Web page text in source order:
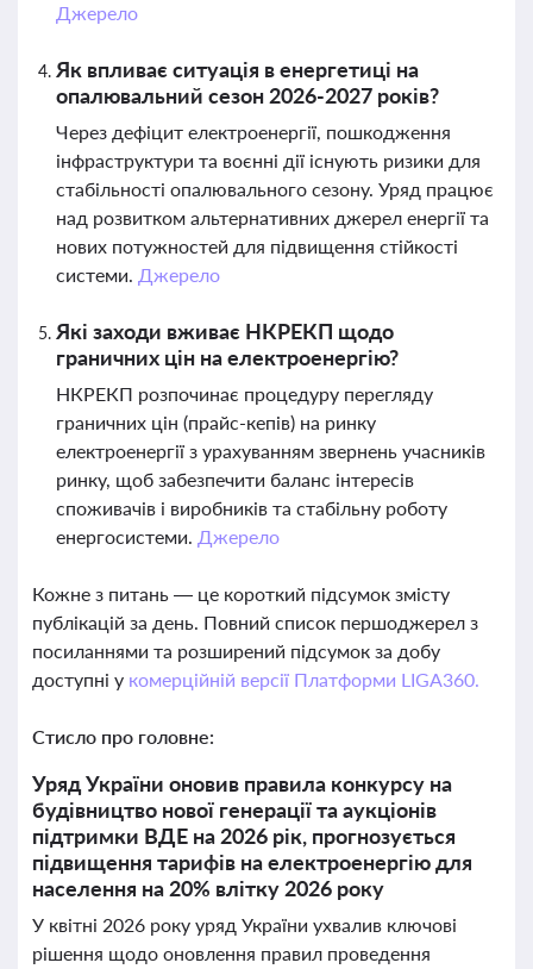
Джерело
Як впливає ситуація в енергетиці на
опалювальний сезон 2026-2027 років?
Через дефіцит електроенергії, пошкодження
інфраструктури та воєнні дії існують ризики для
стабільності опалювального сезону. Уряд працює
над розвитком альтернативних джерел енергії та
нових потужностей для підвищення стійкості
системи. Джерело
Які заходи вживає НКРЕКП щодо
граничних цін на електроенергію?
НКРЕКП розпочинає процедуру перегляду
граничних цін (прайс-кепів) на ринку
електроенергії з урахуванням звернень учасників
ринку, щоб забезпечити баланс інтересів
споживачів і виробників та стабільну роботу
енергосистеми. Джерело
Кожне з питань — це короткий підсумок змісту
публікацій за день. Повний список першоджерел з
посиланнями та розширений підсумок за добу
доступні у комерційній версії Платформи LIGA360.
Стисло про головне:
Уряд України оновив правила конкурсу на
будівництво нової генерації та аукціонів
підтримки ВДЕ на 2026 рік, прогнозується
підвищення тарифів на електроенергію для
населення на 20% влітку 2026 року
У квітні 2026 року уряд України ухвалив ключові
рішення щодо оновлення правил проведення